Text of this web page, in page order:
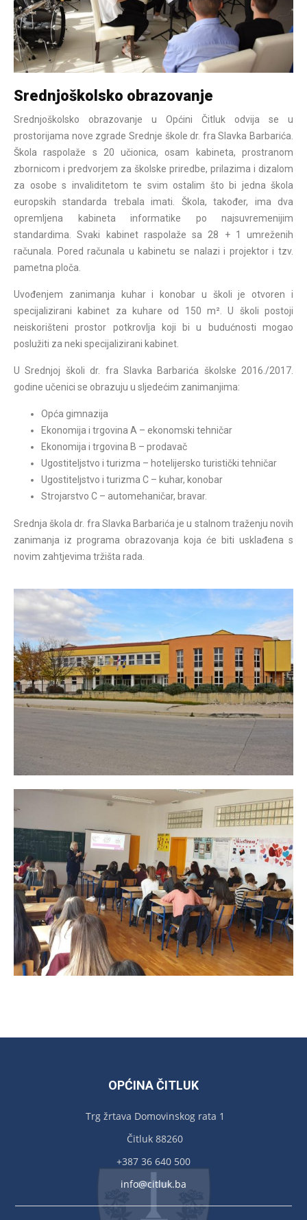
Srednjoškolsko obrazovanje
Srednjoškolsko obrazovanje u Općini Čitluk odvija se u
prostorijama nove zgrade Srednje škole dr. fra Slavka Barbarića.
Škola raspolaže s 20 učionica, osam kabineta, prostranom
zbornicom i predvorjem za školske priredbe, prilazima i dizalom
za osobe s invaliditetom te svim ostalim što bi jedna škola
europskih standarda trebala imati. Škola, također, ima dva
opremljena kabineta informatike po najsuvremenijim
standardima. Svaki kabinet raspolaže sa 28 + 1 umreženih
računala. Pored računala u kabinetu se nalazi i projektor i tzv.
pametna ploča.
Uvođenjem zanimanja kuhar i konobar u školi je otvoren i
specijalizirani kabinet za kuhare od 150 m². U školi postoji
neiskorišteni prostor potkrovlja koji bi u budućnosti mogao
poslužiti za neki specijalizirani kabinet.
U Srednjoj školi dr. fra Slavka Barbarića školske 2016./2017.
godine učenici se obrazuju u sljedećim zanimanjima:
Opća gimnazija
Ekonomija i trgovina A – ekonomski tehničar
Ekonomija i trgovina B – prodavač
Ugostiteljstvo i turizma – hotelijersko turistički tehničar
Ugostiteljstvo i turizma C – kuhar, konobar
Strojarstvo C – automehaničar, bravar.
Srednja škola dr. fra Slavka Barbarića je u stalnom traženju novih
zanimanja iz programa obrazovanja koja će biti usklađena s
novim zahtjevima tržišta rada.
OPĆINA ČITLUK
Trg žrtava Domovinskog rata 1
Čitluk 88260
+387 36 640 500
info@citluk.ba